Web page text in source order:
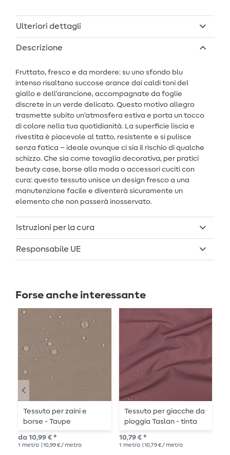
Ulteriori dettagli
Descrizione
Fruttato, fresco e da mordere: su uno sfondo blu
intenso risaltano succose arance dai caldi toni del
giallo e dell’arancione, accompagnate da foglie
discrete in un verde delicato. Questo motivo allegro
trasmette subito un’atmosfera estiva e porta un tocco
di colore nella tua quotidianità. La superficie liscia e
rivestita è piacevole al tatto, resistente e si pulisce
senza fatica – ideale ovunque ci sia il rischio di qualche
schizzo. Che sia come tovaglia decorativa, per pratici
beauty case, borse alla moda o accessori cuciti con
cura: questo tessuto unisce un design fresco a una
manutenzione facile e diventerà sicuramente un
elemento che non passerà inosservato.
Istruzioni per la cura
Responsabile UE
Forse anche interessante
Tessuto per zaini e
borse - Taupe
da 10,99 € *
1 metro | 10,99 € / metro
Tessuto per giacche da
pioggia Taslan - tinta
unita
10,79 € *
1 metro | 10,79 € / metro